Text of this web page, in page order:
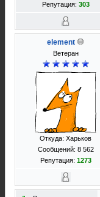
Репутация: 303
element
Ветеран
Откуда: Харьков
Сообщений: 8 562
Репутация: 1273